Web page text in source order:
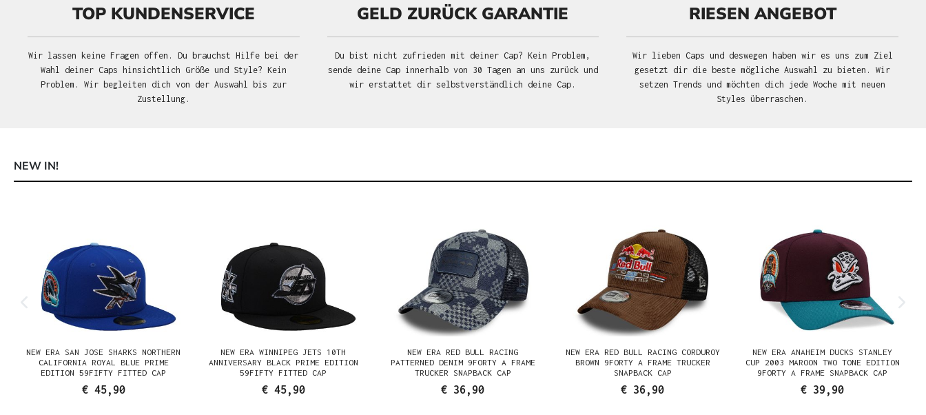
TOP KUNDENSERVICE
Wir lassen keine Fragen offen. Du brauchst Hilfe bei der
Wahl deiner Caps hinsichtlich Größe und Style? Kein
Problem. Wir begleiten dich von der Auswahl bis zur
Zustellung.
GELD ZURÜCK GARANTIE
Du bist nicht zufrieden mit deiner Cap? Kein Problem,
sende deine Cap innerhalb von 30 Tagen an uns zurück und
wir erstattet dir selbstverständlich deine Cap.
RIESEN ANGEBOT
Wir lieben Caps und deswegen haben wir es uns zum Ziel
gesetzt dir die beste mögliche Auswahl zu bieten. Wir
setzen Trends und möchten dich jede Woche mit neuen
Styles überraschen.
NEW IN!
NEW ERA SAN JOSE SHARKS NORTHERN
CALIFORNIA ROYAL BLUE PRIME
EDITION 59FIFTY FITTED CAP
€ 45,90
NEW ERA WINNIPEG JETS 10TH
ANNIVERSARY BLACK PRIME EDITION
59FIFTY FITTED CAP
€ 45,90
NEW ERA RED BULL RACING
PATTERNED DENIM 9FORTY A FRAME
TRUCKER SNAPBACK CAP
€ 36,90
NEW ERA RED BULL RACING CORDUROY
BROWN 9FORTY A FRAME TRUCKER
SNAPBACK CAP
€ 36,90
NEW ERA ANAHEIM DUCKS STANLEY
CUP 2003 MAROON TWO TONE EDITION
9FORTY A FRAME SNAPBACK CAP
€ 39,90